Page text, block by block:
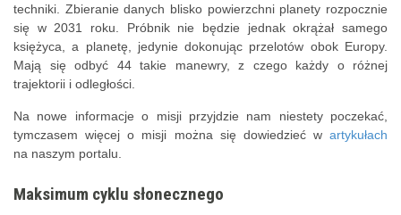
techniki. Zbieranie danych blisko powierzchni planety rozpocznie
się w 2031 roku. Próbnik nie będzie jednak okrążał samego
księżyca, a planetę, jedynie dokonując przelotów obok Europy.
Mają się odbyć 44 takie manewry, z czego każdy o różnej
trajektorii i odległości.
Na nowe informacje o misji przyjdzie nam niestety poczekać,
tymczasem więcej o misji można się dowiedzieć w artykułach
na naszym portalu.
Maksimum cyklu słonecznego